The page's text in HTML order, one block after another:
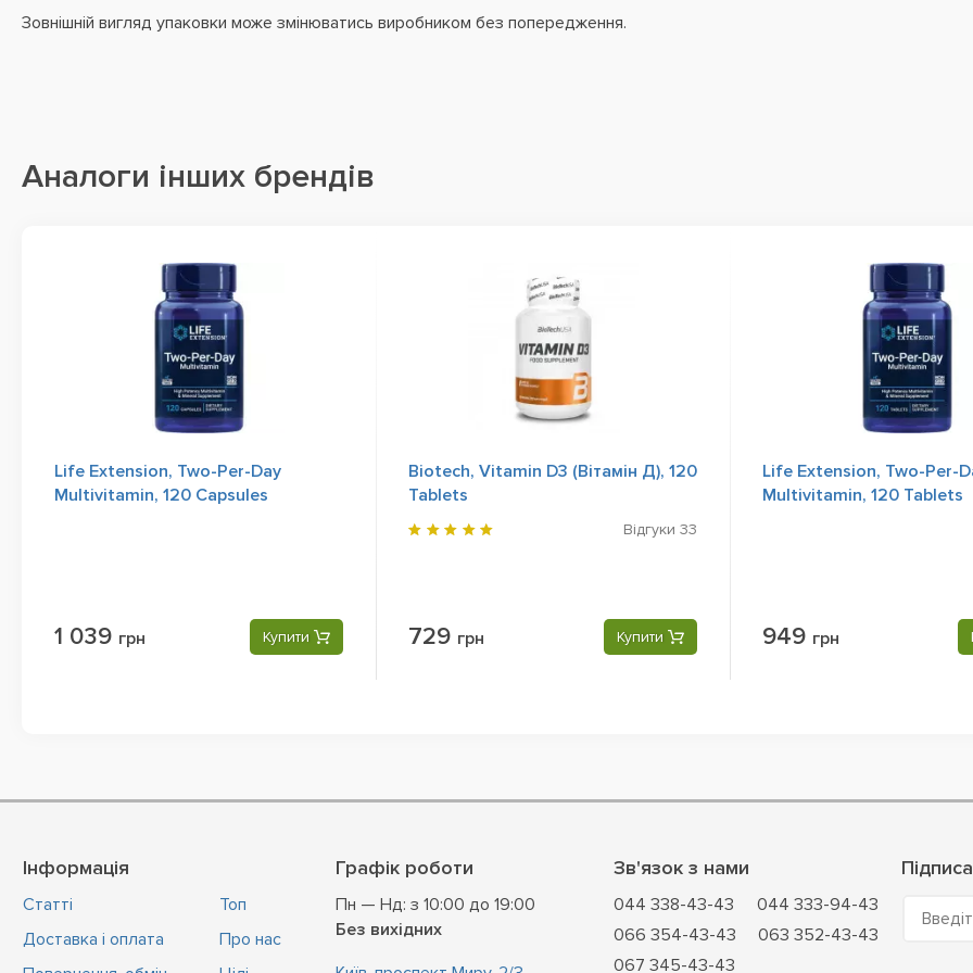
Зовнішній вигляд упаковки може змінюватись виробником без попередження.
Аналоги інших брендів
Life Extension, Two-Per-Day
Multivitamin, 120 Capsules
1 039 грн Купити
Biotech, Vitamin D3 (Вітамін Д), 120
Tablets
Відгуки 33
729 грн Купити
Life Extension, Two-Per-
Multivitamin, 120 Tablets
949 грн
Інформація
Статті
Доставка і оплата
Топ
Про нас
Графік роботи
Пн — Нд: з 10:00 до 19:00
Без вихідних
Зв'язок з нами
044 338-43-43
044 333-94-43
066 354-43-43
063 352-43-43
067 345-43-43